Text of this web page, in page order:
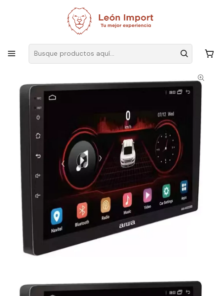
Envíos GRATIS
Audio y Video Radios
Radio Auto 2 Din Android Touch Hd De 7 Pulgadas Aiwa Awa502bt